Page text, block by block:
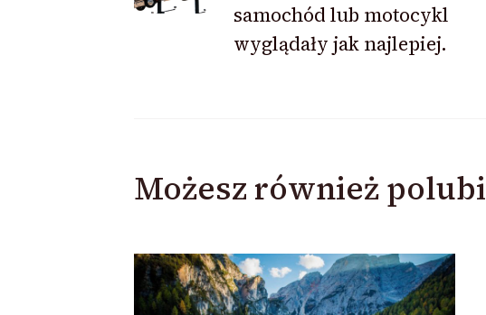
samochód lub motocykl
wyglądały jak najlepiej.
Możesz również